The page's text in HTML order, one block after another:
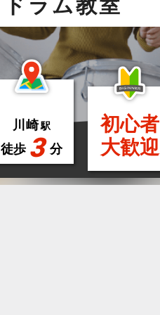
ドラム教室
川崎駅
徒歩 3 分
初心者
大歓迎